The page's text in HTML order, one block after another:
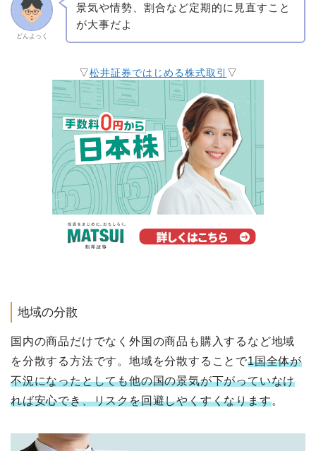
どんよっく
景気や情勢、割合など定期的に見直すこと
が大事だよ
▽松井証券ではじめる株式取引 ▽
地域の分散
国内の商品だけでなく外国の商品も購入するなど地域
を分散する方法です。地域を分散することで1国全体が
不況になったとしても他の国の景気が下がっていなけ
れば安心でき、リスクを回避しやくすくなります。